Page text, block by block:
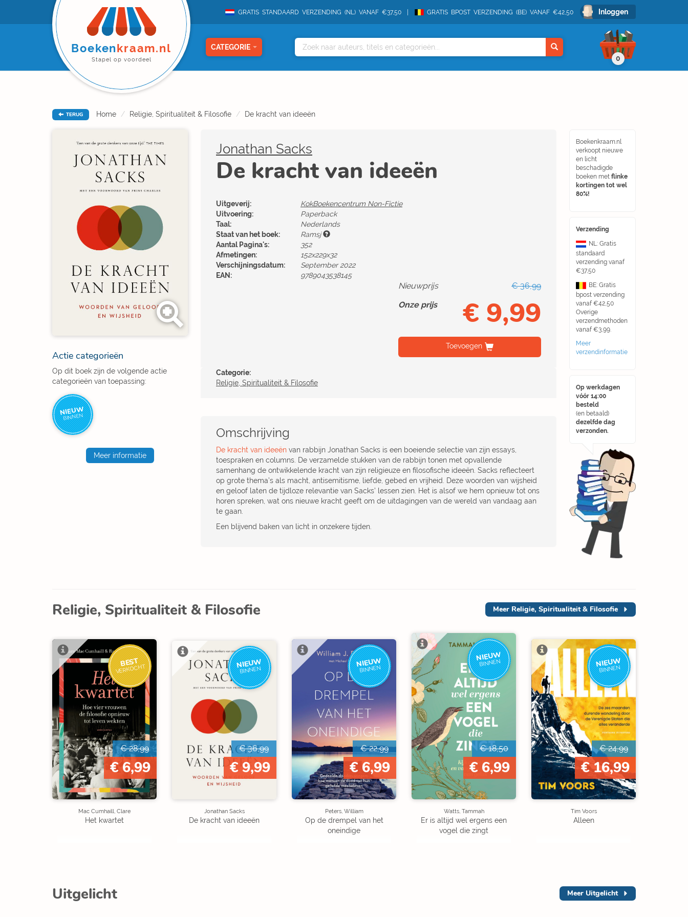
GRATIS STANDAARD VERZENDING (NL) VANAF €37,50 GRATIS BPOST VERZENDING (BE) VANAF €42,50 Inloggen
Boekenkraam.nl
Stapel op voordeel
CATEGORIE
0
TERUG Home Religie, Spiritualiteit & Filosofie De kracht van ideeën
Actie categorieën
Op dit boek zijn de volgende actie
categorieën van toepassing:
NIEUW
BINNEN
Meer informatie
Boekenkraam.nl
verkoopt nieuwe
en licht
beschadigde
boeken met flinke
kortingen tot wel
80%!
Verzending
NL: Gratis
standaard
verzending vanaf
€37,50
BE: Gratis
bpost verzending
vanaf €42,50
Overige
verzendmethoden
vanaf €3,99.
Meer
verzendinformatie
Op werkdagen
vóór 14:00
besteld
(en betaald)
dezelfde dag
verzonden.
Jonathan Sacks
De kracht van ideeën
Uitgeverij:
KokBoekencentrum Non-Fictie
Uitvoering:
Paperback
Taal:
Nederlands
Staat van het boek:
Ramsj
Aantal Pagina's:
352
Afmetingen:
152x229x32
Verschijningsdatum:
September 2022
EAN:
9789043538145
Nieuwprijs
€ 36,99
Onze prijs
€ 9,99
Toevoegen
Categorie:
Religie, Spiritualiteit & Filosofie
Omschrijving
De kracht van ideeën van rabbijn Jonathan Sacks is een boeiende selectie van zijn essays,
toespraken en columns. De verzamelde stukken van de rabbijn tonen met opvallende
samenhang de ontwikkelende kracht van zijn religieuze en filosofische ideeën. Sacks reflecteert
op grote thema’s als macht, antisemitisme, liefde, gebed en vrijheid. Deze woorden van wijsheid
en geloof laten de tijdloze relevantie van Sacks’ lessen zien. Het is alsof we hem opnieuw tot ons
horen spreken, wat ons nieuwe kracht geeft om de uitdagingen van de wereld van vandaag aan
te gaan.
Een blijvend baken van licht in onzekere tijden.
Religie, Spiritualiteit & Filosofie Meer Religie, Spiritualiteit & Filosofie
BEST
VERKOCHT
€ 28,99
€ 6,99
Mac Cumhaill, Clare
Het kwartet
NIEUW
BINNEN
€ 36,99
€ 9,99
Jonathan Sacks
De kracht van ideeën
NIEUW
BINNEN
€ 22,99
€ 6,99
Peters, William
Op de drempel van het
oneindige
NIEUW
BINNEN
€ 18,50
€ 6,99
Watts, Tammah
Er is altijd wel ergens een
vogel die zingt
NIEUW
BINNEN
€ 24,99
€ 16,99
Tim Voors
Alleen
Uitgelicht Meer Uitgelicht